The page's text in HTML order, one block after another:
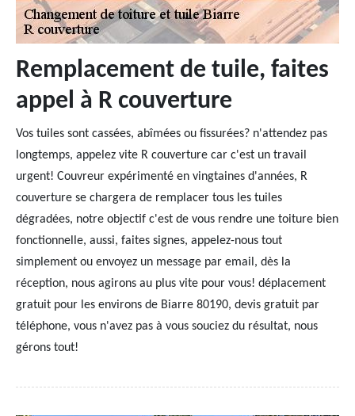
Remplacement de tuile, faites
appel à R couverture
Vos tuiles sont cassées, abîmées ou fissurées? n'attendez pas
longtemps, appelez vite R couverture car c'est un travail
urgent! Couvreur expérimenté en vingtaines d'années, R
couverture se chargera de remplacer tous les tuiles
dégradées, notre objectif c'est de vous rendre une toiture bien
fonctionnelle, aussi, faites signes, appelez-nous tout
simplement ou envoyez un message par email, dès la
réception, nous agirons au plus vite pour vous! déplacement
gratuit pour les environs de Biarre 80190, devis gratuit par
téléphone, vous n'avez pas à vous souciez du résultat, nous
gérons tout!